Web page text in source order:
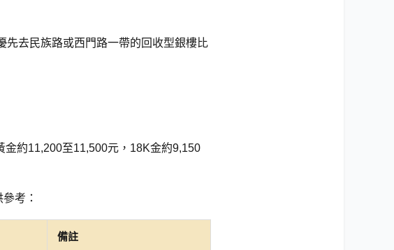
先去民族路或西門路一帶的回收型銀樓比
約11,200至11,500元，18K金約9,150
考：
備註